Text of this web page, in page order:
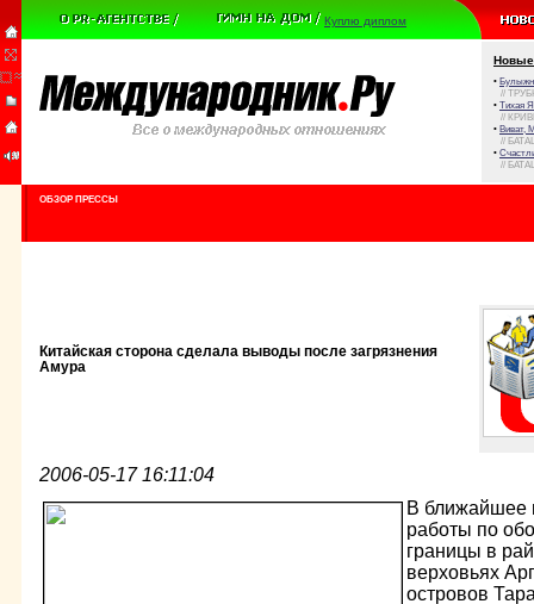
Куплю диплом
Новые
•
//
• Тихая
//
• Виват,
//
•
//
ОБЗОР ПРЕССЫ
Китайская сторона сделала выводы после загрязнения
Амура
2006-05-17 16:11:04
В ближайшее
работы по
границы в
верховьях
островов